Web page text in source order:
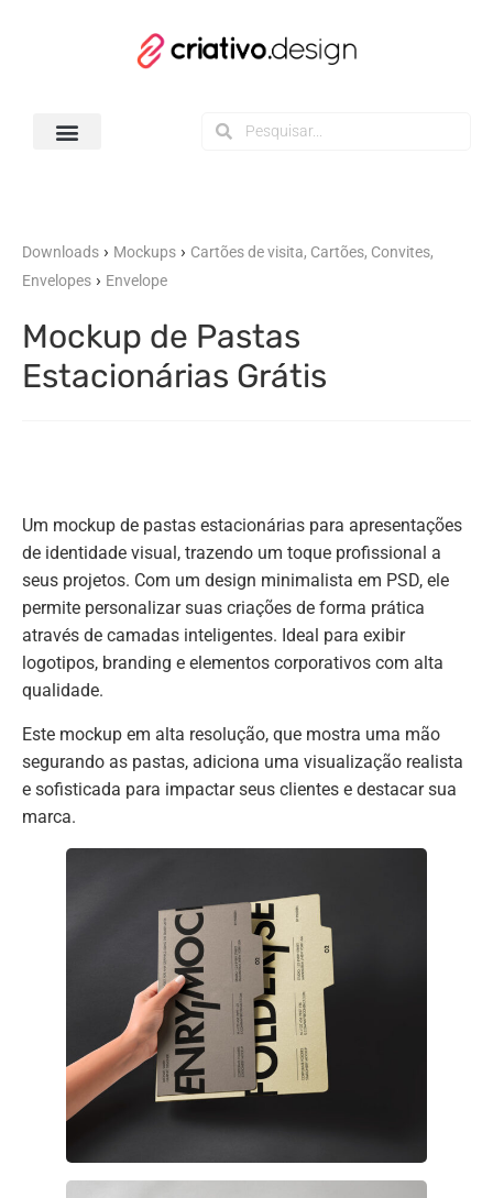
Downloads › Mockups › Cartões de visita, Cartões, Convites,
Envelopes › Envelope
Mockup de Pastas
Estacionárias Grátis
Um mockup de pastas estacionárias para apresentações
de identidade visual, trazendo um toque profissional a
seus projetos. Com um design minimalista em PSD, ele
permite personalizar suas criações de forma prática
através de camadas inteligentes. Ideal para exibir
logotipos, branding e elementos corporativos com alta
qualidade.
Este mockup em alta resolução, que mostra uma mão
segurando as pastas, adiciona uma visualização realista
e sofisticada para impactar seus clientes e destacar sua
marca.